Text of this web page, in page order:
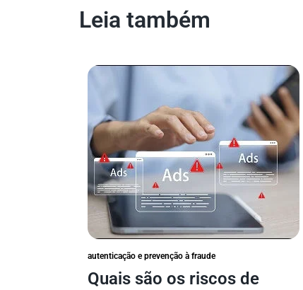
Leia também
autenticação e prevenção à fraude
Quais são os riscos de